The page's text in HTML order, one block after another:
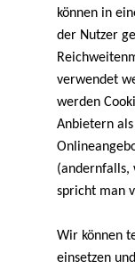
können in
der Nutzer
verwendet
werden
Anbietern
(andernfalls,
spricht man
Wir können
einsetzen